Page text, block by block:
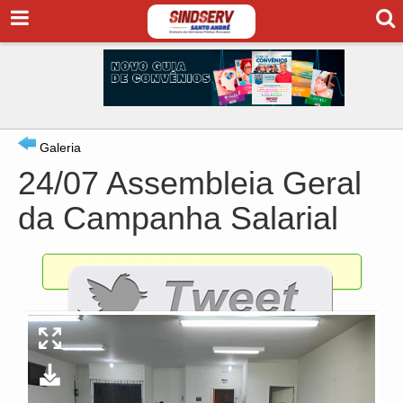
Galeria
24/07 Assembleia Geral
da Campanha Salarial